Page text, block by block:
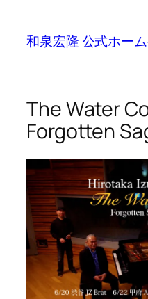
content
和泉宏隆 公式ホー
The Water
Forgotten